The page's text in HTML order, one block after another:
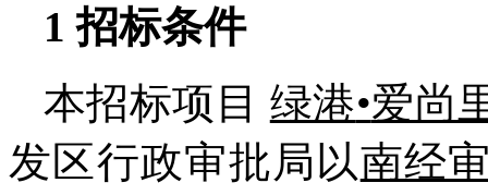
1招标条件
本招标项目 绿港•爱尚
发区行政审批局 以南经